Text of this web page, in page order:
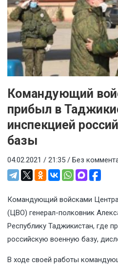
Командующий
прибыл в
инспекцией
базы
04.02.2021 / 21:35 / Без
Командующий войсками
(ЦВО) генерал-полковник
Республику Таджикистан, где
российскую военную базу,
В ходе своей работы